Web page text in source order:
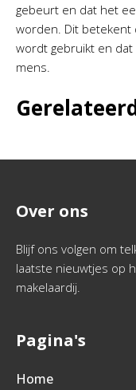
gebeurt en dat het
worden. Dit
wordt gebruikt en
mens.
Over ons
Blijf ons volgen om
laatste nieuwtjes op
makelaardij.
Pagina's
Home